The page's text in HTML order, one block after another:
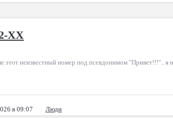
XX
этот неизвестный номер под псевдонимом "Привет!!!".. я
в 09:07 Люди